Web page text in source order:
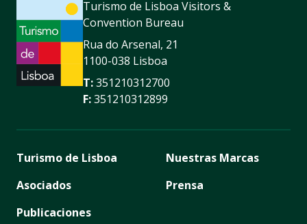
Turismo de Lisboa Visitors &
Convention Bureau
Rua do Arsenal, 21
1100-038 Lisboa
T:351210312700
F:351210312899
Turismo de Lisboa
Asociados
Publicaciones
Nuestras Marcas
Prensa